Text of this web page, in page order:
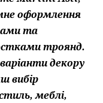
оформлення
та
троянд.
варіанти декору
вибір
меблі,